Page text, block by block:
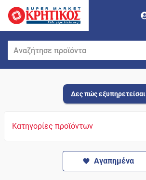
Δες πώς εξυπηρετείσαι
Κατηγορίες προϊόντων
Αγαπημένα